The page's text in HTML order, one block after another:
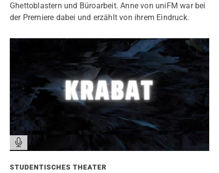
Ghettoblastern und Büroarbeit. Anne von uniFM war bei
der Premiere dabei und erzählt von ihrem Eindruck.
STUDENTISCHES THEATER